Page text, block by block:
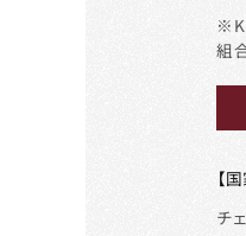
組
【
チ